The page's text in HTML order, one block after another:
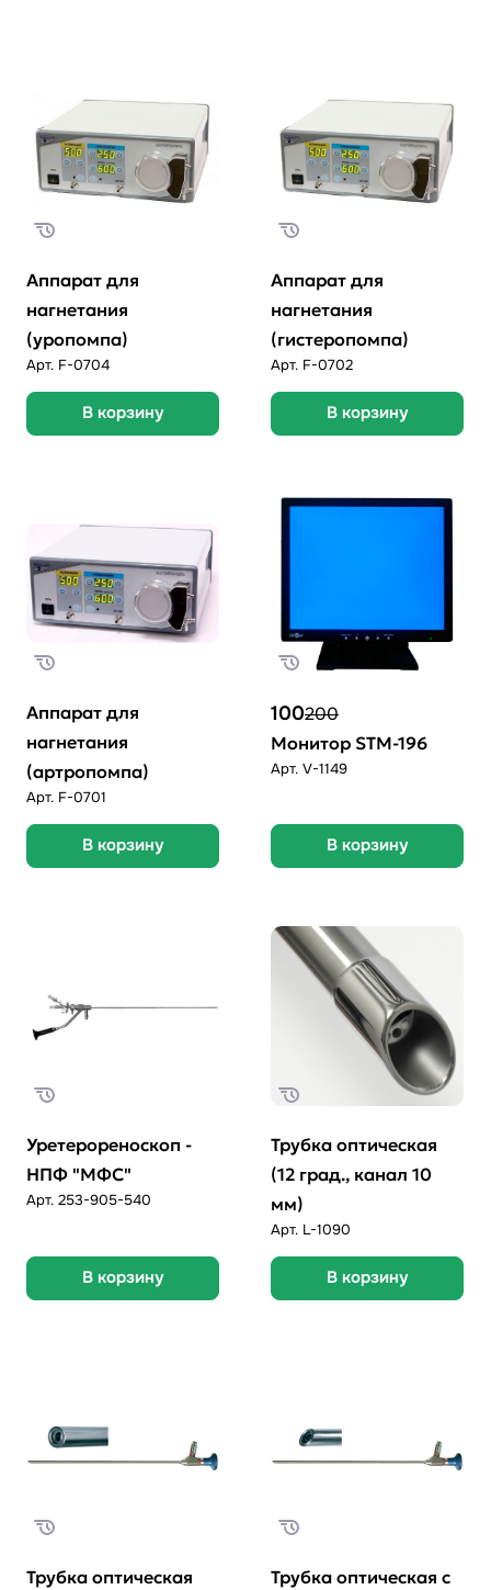
Аппарат для
нагнетания
(уропомпа)
Арт. F-0704
В корзину
Аппарат для
нагнетания
(гистеропомпа)
Арт. F-0702
В корзину
Аппарат для
нагнетания
(артропомпа)
Арт. F-0701
В корзину
100200
Монитор SТМ-196
Арт. V-1149
В корзину
Уретерореноскоп -
НПФ "МФС"
Арт. 253-905-540
В корзину
Трубка оптическая
(12 град., канал 10
мм)
Арт. L-1090
В корзину
Трубка оптическая
Трубка оптическая с